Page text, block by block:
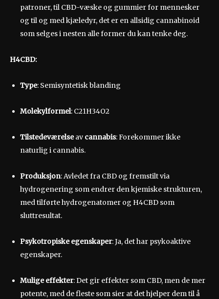
patroner, til CBD-væske og gummier for mennesker
og til og med kjæledyr, det er en allsidig cannabinoid
som selges i nesten alle former du kan tenke deg.
H4CBD:
Type: Semisyntetisk blanding
Molekylformel: C21H34O2
Tilstedeværelseav cannabis: Forekommer ikke
naturlig i cannabis.
Produksjon: Avledet fra CBD og fremstilt via
hydrogenering som endrer den kjemiske strukturen,
med tilførte hydrogenatomer og H4CBD som
sluttresultat.
Psykotropiske egenskaper: Ja, det har psykoaktive
egenskaper.
Mulige effekter: Det gir effekter som CBD, men de mer
potente, med de fleste som sier at det hjelper dem til å